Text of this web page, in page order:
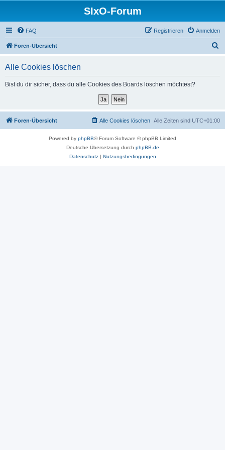
SIxO-Forum
FAQ Anmelden
Registrieren
Foren-Übersicht
Alle Cookies löschen
Bist du dir sicher, dass du alle Cookies des Boards löschen möchtest?
Foren-Übersicht Alle Zeiten sind UTC+01:00
Alle Cookies löschen
Powered by phpBB® Forum Software © phpBB Limited
Deutsche Übersetzung durch phpBB.de
Datenschutz| Nutzungsbedingungen